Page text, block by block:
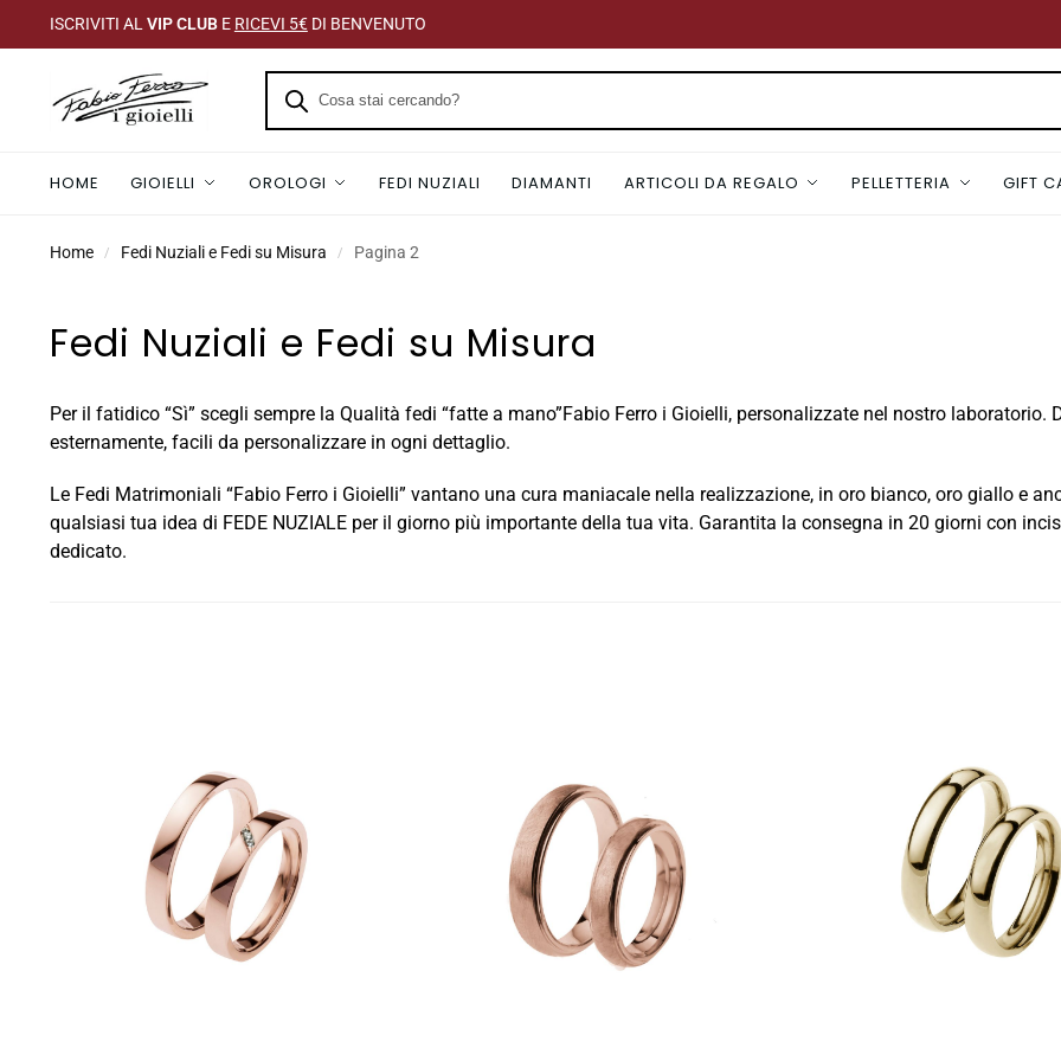
ISCRIVITI AL VIP CLUBE RICEVI 5€DI BENVENUTO
HOME GIOIELLI OROLOGI FEDI NUZIALI DIAMANTI ARTICOLI DA REGALO PELLETTERIA GIFT
Home / Fedi Nuziali e Fedi su Misura / Pagina 2
Fedi Nuziali e Fedi su Misura
Per il fatidico “Sì” scegli sempre la Qualità fedi “fatte a mano”Fabio Ferro i Gioielli, personalizzate nel nostro
esternamente, facili da personalizzare in ogni dettaglio.
Le Fedi Matrimoniali “Fabio Ferro i Gioielli” vantano una cura maniacale nella realizzazione, in oro bianco, oro giallo e
qualsiasi tua idea di FEDE NUZIALE per il giorno più importante della tua vita. Garantita la consegna in 20 giorni con
dedicato.